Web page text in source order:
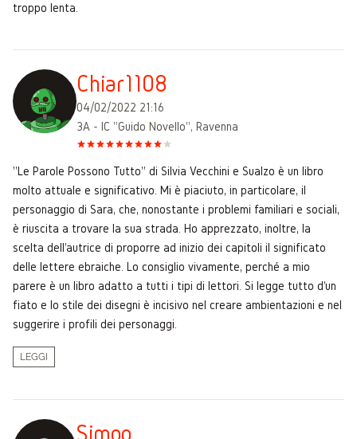
troppo lenta.
Chiar1108
04/02/2022 21:16
3A - IC "Guido Novello", Ravenna
"Le Parole Possono Tutto" di Silvia Vecchini e Sualzo è un libro
molto attuale e significativo. Mi è piaciuto, in particolare, il
personaggio di Sara, che, nonostante i problemi familiari e sociali,
è riuscita a trovare la sua strada. Ho apprezzato, inoltre, la
scelta dell'autrice di proporre ad inizio dei capitoli il significato
delle lettere ebraiche. Lo consiglio vivamente, perché a mio
parere è un libro adatto a tutti i tipi di lettori. Si legge tutto d'un
fiato e lo stile dei disegni è incisivo nel creare ambientazioni e nel
suggerire i profili dei personaggi.
LEGGI
Simoo